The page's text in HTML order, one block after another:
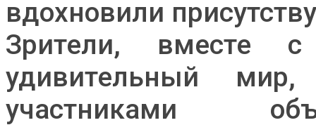
вдохновили
Зрители, вместе
удивительный
участниками